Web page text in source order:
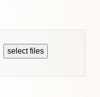
select files